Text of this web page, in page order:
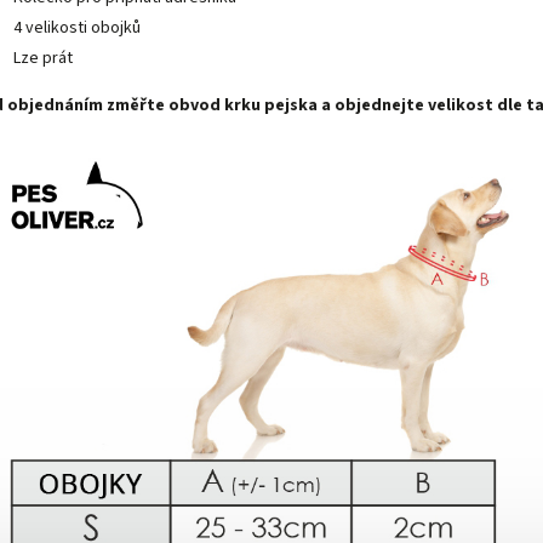
4 velikosti obojků
Lze prát
objednáním změřte obvod krku pejska a objednejte velikost dle